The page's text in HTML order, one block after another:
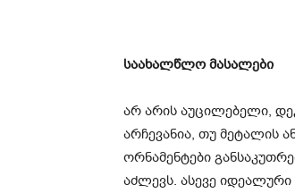
საახალწლო მასალები
არ არის აუცილებელი,
არჩევანია, თუ მეტალის
ორნამენტები
აძლევს. ასევე